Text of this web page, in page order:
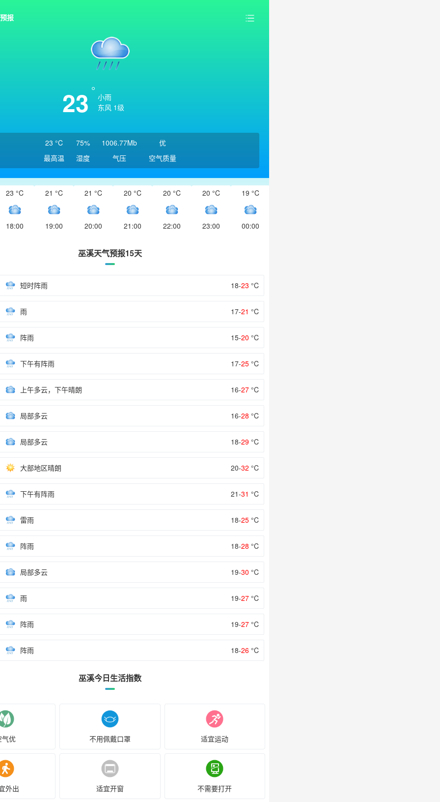
报
23
小雨
东风 1级
23 °C
最高温
75%
湿度
1006.77Mb
气压
优
空气质量
23 °C
18:00
21 °C
19:00
21 °C
20:00
20 °C
21:00
20 °C
22:00
20 °C
23:00
19 °C
00:00
巫溪天气预报15天
短时阵雨 18-23 °C
雨 17-21 °C
阵雨 15-20 °C
下午有阵雨 17-25 °C
上午多云，下午晴朗 16-27 °C
局部多云 16-28 °C
局部多云 18-29 °C
大部地区晴朗 20-32 °C
下午有阵雨 21-31 °C
雷雨 18-25 °C
阵雨 18-28 °C
局部多云 19-30 °C
雨 19-27 °C
阵雨 19-27 °C
阵雨 18-26 °C
巫溪今日生活指数
气优 不用佩戴口罩 适宜运动
外出 适宜开窗 不需要打开